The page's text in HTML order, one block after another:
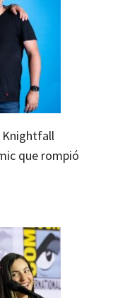
Knightfall
que rompió